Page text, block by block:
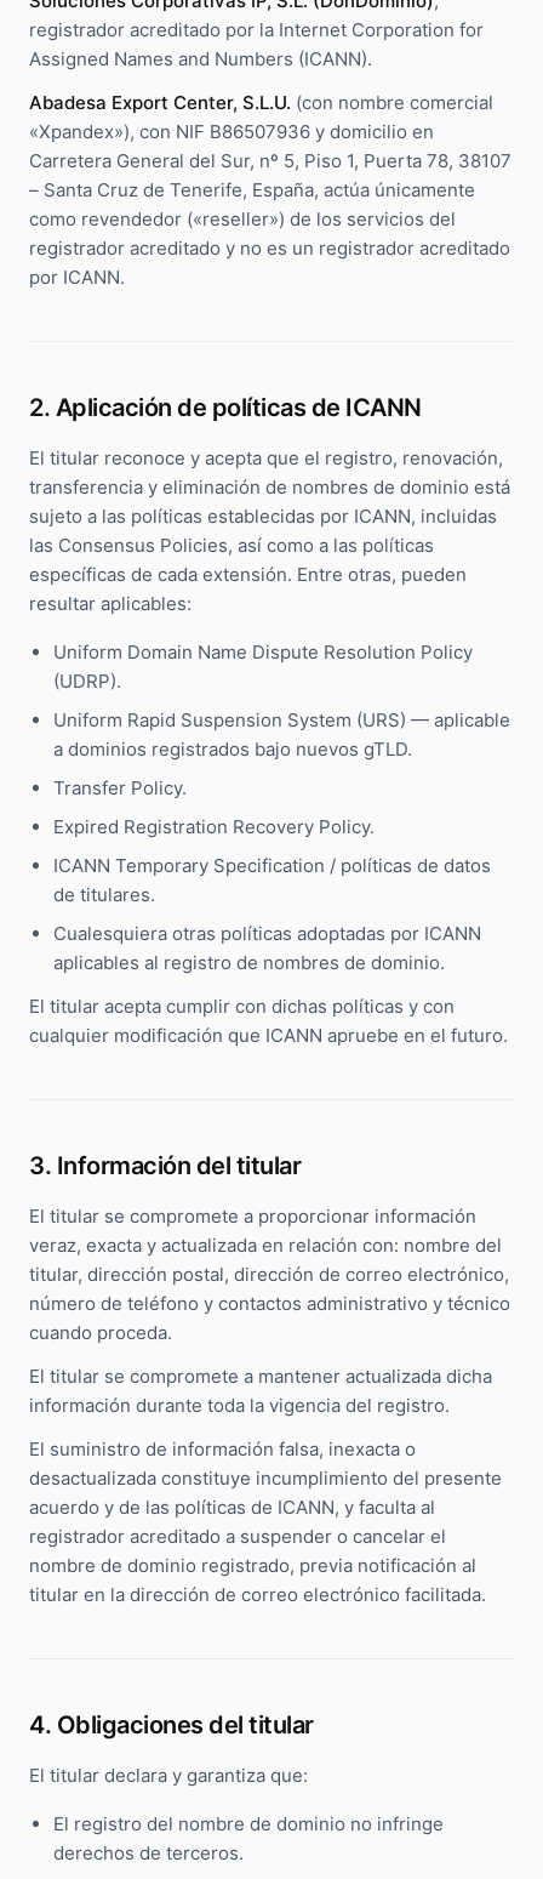
Integración IA
IA integrada en tus sistemas y productos
Atención al cliente 24/7
Resuelve consultas y tickets con IA
registrador acreditado por la Internet Corporation for
Assigned Names and Numbers (ICANN).
Abadesa Export Center, S.L.U. (con nombre comercial
«Xpandex»), con NIF B86507936 y domicilio en
Carretera General del Sur, nº 5, Piso 1, Puerta 78, 38107
– Santa Cruz de Tenerife, España, actúa únicamente
como revendedor («reseller») de los servicios del
registrador acreditado y no es un registrador acreditado
por ICANN.
2. Aplicación de políticas de ICANN
El titular reconoce y acepta que el registro, renovación,
transferencia y eliminación de nombres de dominio está
sujeto a las políticas establecidas por ICANN, incluidas
las Consensus Policies, así como a las políticas
específicas de cada extensión. Entre otras, pueden
resultar aplicables:
Uniform Domain Name Dispute Resolution Policy
(UDRP).
Uniform Rapid Suspension System (URS) — aplicable
a dominios registrados bajo nuevos gTLD.
Transfer Policy.
Expired Registration Recovery Policy.
ICANN Temporary Specification / políticas de datos
de titulares.
Cualesquiera otras políticas adoptadas por ICANN
aplicables al registro de nombres de dominio.
El titular acepta cumplir con dichas políticas y con
cualquier modificación que ICANN apruebe en el futuro.
3. Información del titular
El titular se compromete a proporcionar información
veraz, exacta y actualizada en relación con: nombre del
titular, dirección postal, dirección de correo electrónico,
número de teléfono y contactos administrativo y técnico
cuando proceda.
El titular se compromete a mantener actualizada dicha
información durante toda la vigencia del registro.
El suministro de información falsa, inexacta o
desactualizada constituye incumplimiento del presente
acuerdo y de las políticas de ICANN, y faculta al
registrador acreditado a suspender o cancelar el
nombre de dominio registrado, previa notificación al
titular en la dirección de correo electrónico facilitada.
4. Obligaciones del titular
El titular declara y garantiza que:
El registro del nombre de dominio no infringe
derechos de terceros.